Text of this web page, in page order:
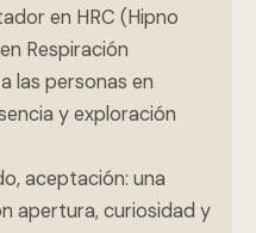
en HRC (Hipno
Respiración
las personas en
y exploración
aceptación: una
apertura, curiosidad y